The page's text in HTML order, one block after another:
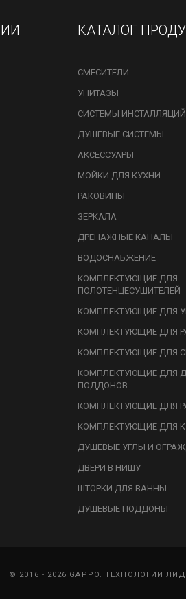
КАТАЛОГ
СМЕСИТЕЛИ
УНИТАЗЫ
СИСТЕМЫ ИНСТАЛЛЯЦИЙ
ДУШЕВЫЕ СИСТЕМЫ
АКСЕССУАРЫ
МОЙКИ ДЛЯ КУХНИ
РАКОВИНЫ
ЗЕРКАЛА
ДРЕНАЖНЫЕ КАНАЛЫ
ВОДОСНАБЖЕНИЕ
КОМПЛЕКТУЮЩИЕ ДЛЯ
ПОЛОТЕНЦЕСУШИТЕЛЕЙ
КОМПЛЕКТУЮЩИЕ ДЛЯ
КОМПЛЕКТУЮЩИЕ ДЛЯ
КОМПЛЕКТУЮЩИЕ ДЛЯ
КОМПЛЕКТУЮЩИЕ ДЛЯ
ПОДДОНОВ
КОМПЛЕКТУЮЩИЕ ДЛЯ
КОМПЛЕКТУЮЩИЕ ДЛЯ
ДУШЕВЫЕ УГЛЫ И
ДВЕРИ В НИШУ
ШТОРКИ ДЛЯ ВАННЫ
ДУШЕВЫЕ ПОДДОНЫ
© 2016 - 2026 GAPPO. ТЕХНОЛОГИИ